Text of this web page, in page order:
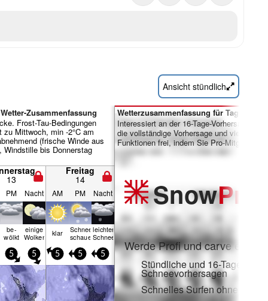
Ansicht stündlich
Zusammenfassung
Frost-Tau-Bedingungen
zu Mittwoch, min -2°C am
(frische Winde aus
Windstille bis Donnerstag
13
Freitag
14
PM Nacht AM PM Nacht
be­
wölkt
einige
Wolken klar Schnee­
schauer
leichter
Schnee
5 5 5 5 5
Wetterzusammenfassung für Tage 7-16:
Interessiert an der 16-Tage-Vorhersage?
die vollständige Vorhersage und viele
Funktionen frei, indem Sie Pro-Mitglied
SnowPro
Werde Profi und carve ein:
Stündliche und 16-Tage-
Schneevorhersagen
Schnelles Surfen ohne